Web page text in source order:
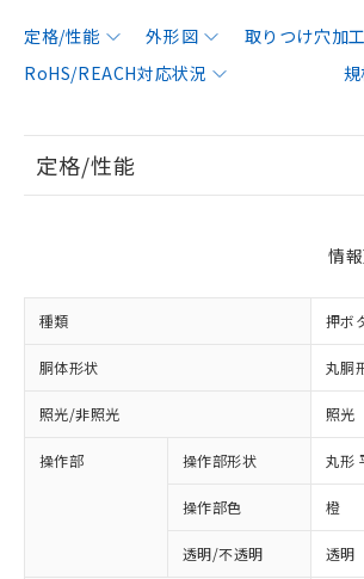
定格/性能 外形図 取りつけ穴加
RoHS/REACH対応状況
定格/性能
情
種類 押ボ
胴体形状 丸胴
照光/非照光 照光
操作部 操作部形状 丸形
操作部色 橙
透明/不透明 透明